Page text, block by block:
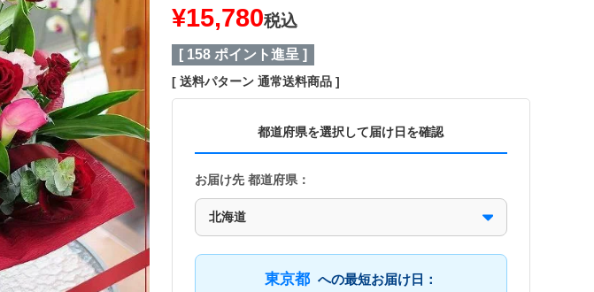
¥15,780税込
[ 158 ポイント進呈 ]
送料パターン 通常送料商品
都道府県を選択して届け日を確認
お届け先 都道府県：
東京都 への最短お届け日：